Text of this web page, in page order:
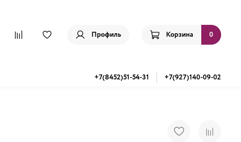
Профиль Корзина 0
+7(8452)51-54-31 +7(927)140-09-02